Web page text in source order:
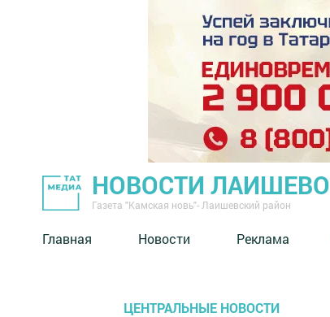
НОВОСТИ ЛАИШЕВО
Газета "Камская новь"- Лаишевский район
Главная Новости Реклама
ЦЕНТРАЛЬНЫЕ НОВОСТИ